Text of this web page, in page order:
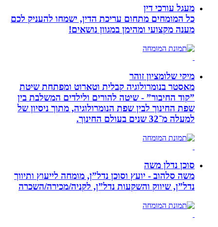
מעגל עורכי דין
כל המומחים מתחום עריכת הדין, ישמחו להעניק לכם
מענה מקצועי ומהימן במגוון נושאים!
מיקי שלומציון זוהר
מאסטר בנומרולוגיה קבלית וטארוט ומפתחת שיטת
”קוד החיבור” - שיטה להורים ולילדים המשלבת בין
שפת החינוך לבין שפת הנומרולוגיה, מתוך ניסיון של
למעלה מ־32 שנים בעולם החינוך.
סוכן נדלן משה
משה סלהוב - יועץ וסוכן נדל”ן, מומחה לייעוץ ותיווך
נדל”ן, שיווק והשקעות נדל”ן, לקניה/מכירה/השכרה